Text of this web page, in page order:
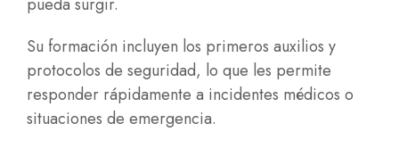
Su formación incluyen los primeros auxilios y
protocolos de seguridad, lo que les permite
responder rápidamente a incidentes médicos o
situaciones de emergencia.